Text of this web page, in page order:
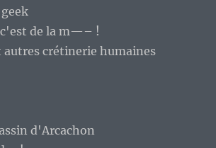
c'est de la m—– !
autres crétinerie humaines
d'Arcachon